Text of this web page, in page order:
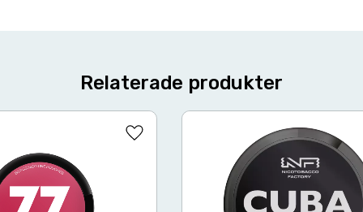
Relaterade produkter
Lägg till i favoriter